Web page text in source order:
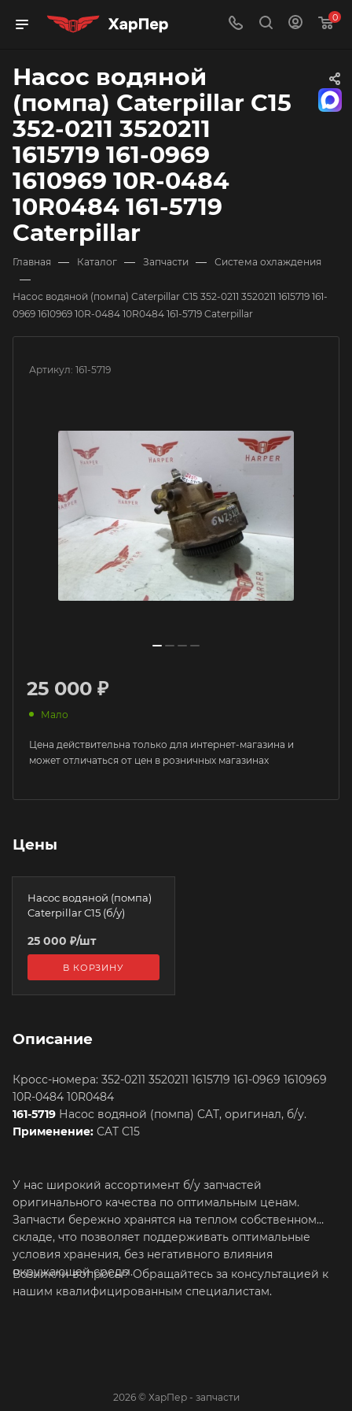
0
Насос водяной
(помпа) Caterpillar C15
352-0211 3520211
1615719 161-0969
1610969 10R-0484
10R0484 161-5719
Caterpillar
Главная — Каталог — Запчасти — Система охлаждения
—
Насос водяной (помпа) Caterpillar C15 352-0211 3520211 1615719 161-
0969 1610969 10R-0484 10R0484 161-5719 Caterpillar
Артикул: 161-5719
25 000 ₽
Мало
Цена действительна только для интернет-магазина и
может отличаться от цен в розничных магазинах
Цены
Насос водяной (помпа)
Caterpillar C15 (б/у)
25 000 ₽/шт
В КОРЗИНУ
Описание
Кросс-номера: 352-0211 3520211 1615719 161-0969 1610969
10R-0484 10R0484
161-5719 Насос водяной (помпа) CAT, оригинал, б/у.
Применение: CAT C15
У нас широкий ассортимент б/у запчастей
оригинального качества по оптимальным ценам.
Запчасти бережно хранятся на теплом собственном
складе, что позволяет поддерживать оптимальные
условия хранения, без негативного влияния
окружающей среды.
Возникли вопросы? Обращайтесь за консультацией к
нашим квалифицированным специалистам.
2026 © ХарПер - запчасти